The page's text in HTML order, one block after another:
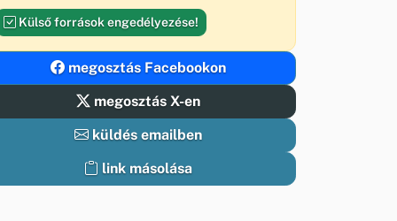
Külső források engedélyezése!
megosztás Facebookon
megosztás X-en
küldés emailben
link másolása